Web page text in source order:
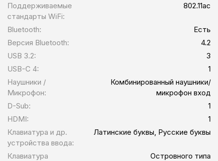
Поддерживаемые
стандарты WiFi:
802.11ac
Bluetooth:
Есть
Версия Bluetooth:
4.2
USB 3.2:
3
USB-C 4:
1
Наушники /
Микрофон:
Комбинированный наушники/
микрофон вход
D-Sub:
1
HDMI:
1
Клавиатура и др.
устройства ввода:
Латинские буквы, Русские буквы
Клавиатура
Островного типа